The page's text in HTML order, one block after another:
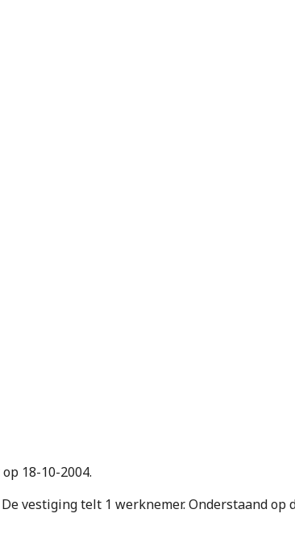
18-10-2004.
vestiging telt 1 werknemer. Onderstaand op